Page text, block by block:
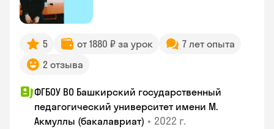
5 от 1880 ₽ за урок
7 лет опыта
2 отзыва
ФГБОУ ВО Башкирский государственный
педагогический университет имени М.
Акмуллы (бакалавриат) • 2022 г.